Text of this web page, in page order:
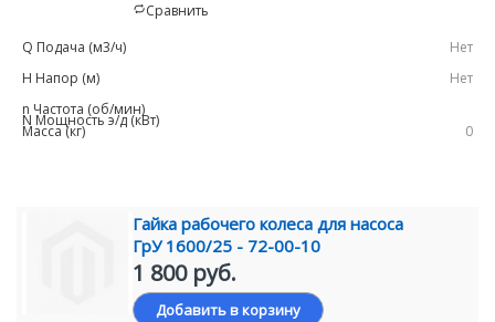
Сравнить
Нет
Нет
0
Гайка рабочего колеса для насоса
ГрУ 1600/25 - 72-00-10
1 800 руб.
Добавить в корзину